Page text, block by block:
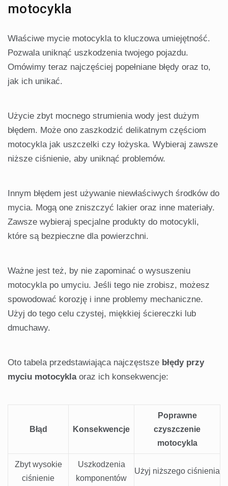
motocykla
Właściwe mycie motocykla to kluczowa umiejętność.
Pozwala uniknąć uszkodzenia twojego pojazdu.
Omówimy teraz najczęściej popełniane błędy oraz to,
jak ich unikać.
Użycie zbyt mocnego strumienia wody jest dużym
błędem. Może ono zaszkodzić delikatnym częściom
motocykla jak uszczelki czy łożyska. Wybieraj zawsze
niższe ciśnienie, aby uniknąć problemów.
Innym błędem jest używanie niewłaściwych środków do
mycia. Mogą one zniszczyć lakier oraz inne materiały.
Zawsze wybieraj specjalne produkty do motocykli,
które są bezpieczne dla powierzchni.
Ważne jest też, by nie zapominać o wysuszeniu
motocykla po umyciu. Jeśli tego nie zrobisz, możesz
spowodować korozję i inne problemy mechaniczne.
Użyj do tego celu czystej, miękkiej ściereczki lub
dmuchawy.
Oto tabela przedstawiająca najczęstsze błędy przy
myciu motocyklaoraz ich konsekwencje:
Błąd Konsekwencje
Poprawne
czyszczenie
motocykla
Zbyt wysokie
ciśnienie
Uszkodzenia
komponentów
Użyj niższego ciśnienia